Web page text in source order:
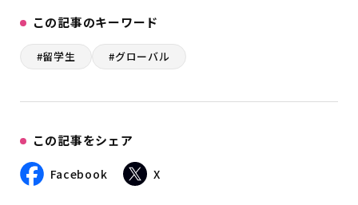
この記事のキーワード
#留学生 #グローバル
この記事をシェア
Facebook X